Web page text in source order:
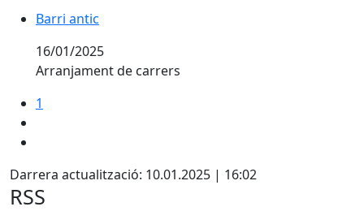
Barri antic
Barri antic
16/01/2025
Arranjament de carrers
1
Darrera actualització: 10.01.2025 | 16:02
RSS